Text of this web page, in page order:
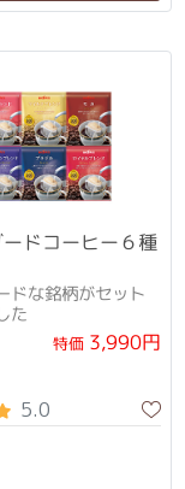
ドコーヒー６種
ドな銘柄がセット
た
特価3,990円
5.0